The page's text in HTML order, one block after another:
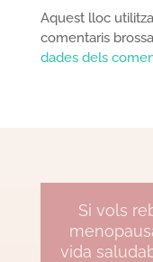
Aquest lloc
comentaris
dades dels
Si vols
vida